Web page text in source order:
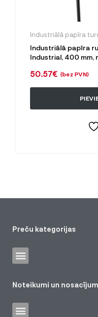
Industriālā papīra
Industriālā papīra
Industrial, 400 mm,
50.57€ (bez PVN)
Preču kategorijas
Noteikumi un